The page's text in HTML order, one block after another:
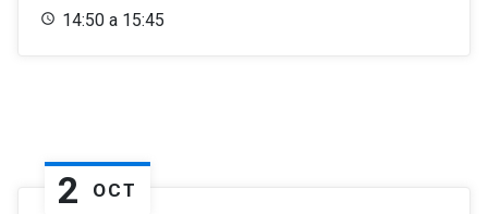
14:50 a 15:45
2 OCT